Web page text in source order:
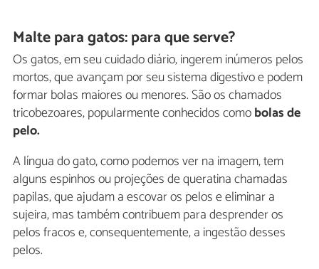
Malte para gatos: para que serve?
Os gatos, em seu cuidado diário, ingerem inúmeros pelos
mortos, que avançam por seu sistema digestivo e podem
formar bolas maiores ou menores. São os chamados
tricobezoares, popularmente conhecidos comobolas de
pelo.
A língua do gato, como podemos ver na imagem, tem
alguns espinhos ou projeções de queratina chamadas
papilas, que ajudam a escovar os pelos e eliminar a
sujeira, mas também contribuem para desprender os
pelos fracos e, consequentemente, a ingestão desses
pelos.